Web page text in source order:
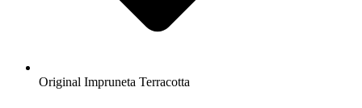
Original Impruneta Terracotta